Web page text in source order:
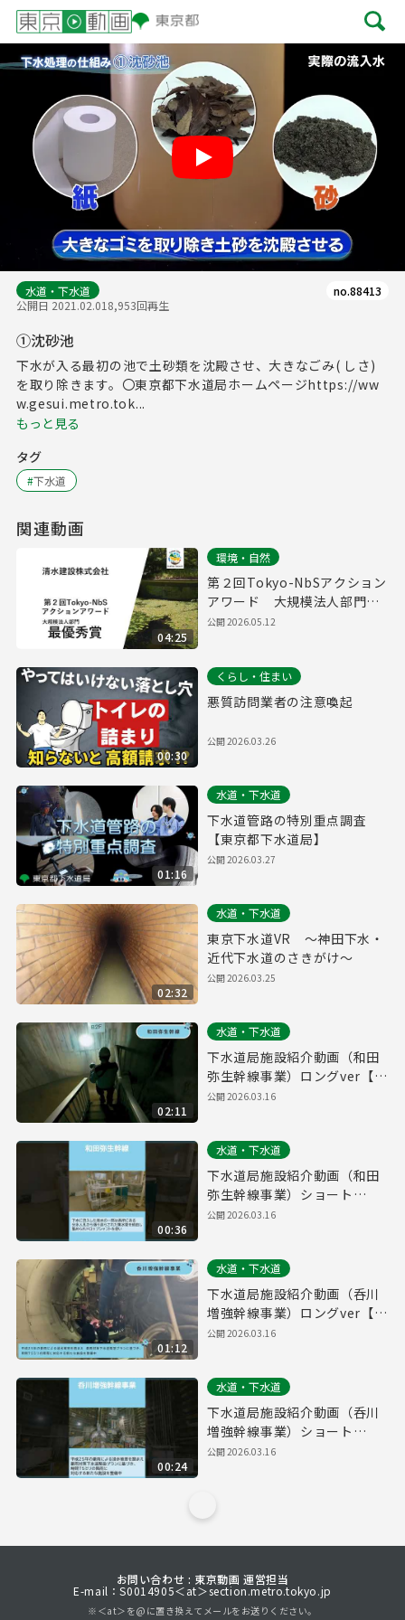
水道・下水道
公開日 2021.02.018,953回再生
no.88413
①沈砂池
下水が入る最初の池で土砂類を沈殿させ、大きなごみ( しさ)
を取り除きます。〇東京都下水道局ホームページhttps://ww
w.gesui.metro.tok...
もっと見る
タグ
#下水道
関連動画
04:25
環境・自然
第２回Tokyo-NbSアクション
アワード 大規模法人部門
最優秀賞取組紹介（清水建設
公開2026.05.12
00:30
くらし・住まい
悪質訪問業者の注意喚起
公開2026.03.26
01:16
水道・下水道
下水道管路の特別重点調査
【東京都下水道局】
公開2026.03.27
02:32
水道・下水道
東京下水道VR ～神田下水・
近代下水道のさきがけ～
公開2026.03.25
02:11
水道・下水道
下水道局施設紹介動画（和田
弥生幹線事業）ロングver【東
京都下水道局】
公開2026.03.16
00:36
水道・下水道
下水道局施設紹介動画（和田
弥生幹線事業）ショート
ver【東京都下水道局】
公開2026.03.16
01:12
水道・下水道
下水道局施設紹介動画（呑川
増強幹線事業）ロングver【東
京都下水道局】
公開2026.03.16
00:24
水道・下水道
下水道局施設紹介動画（呑川
増強幹線事業）ショート
ver【東京都下水道局】
公開2026.03.16
お問い合わせ : 東京動画 運営担当
E-mail：S0014905＜at＞section.metro.tokyo.jp
※＜at＞を@に置き換えてメールをお送りください。